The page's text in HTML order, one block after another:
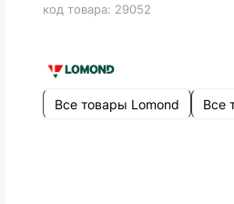
код товара: 29052
Все товары Lomond Все